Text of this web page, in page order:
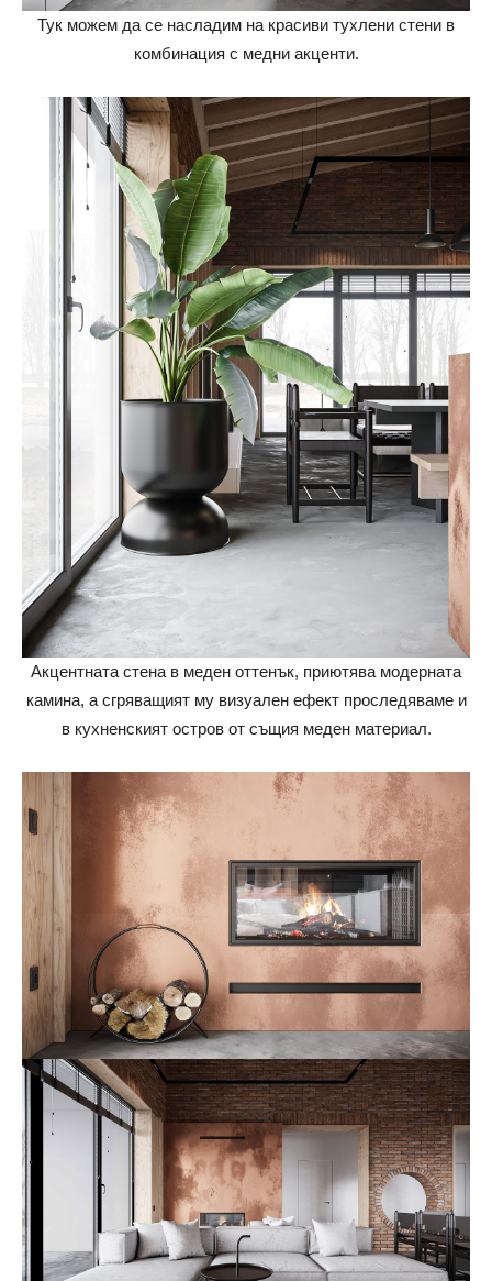
Тук можем да се насладим на красиви тухлени стени в
комбинация с медни акценти.
Акцентната стена в меден оттенък, приютява модерната
камина, а сгряващият му визуален ефект проследяваме и
в кухненският остров от същия меден материал.